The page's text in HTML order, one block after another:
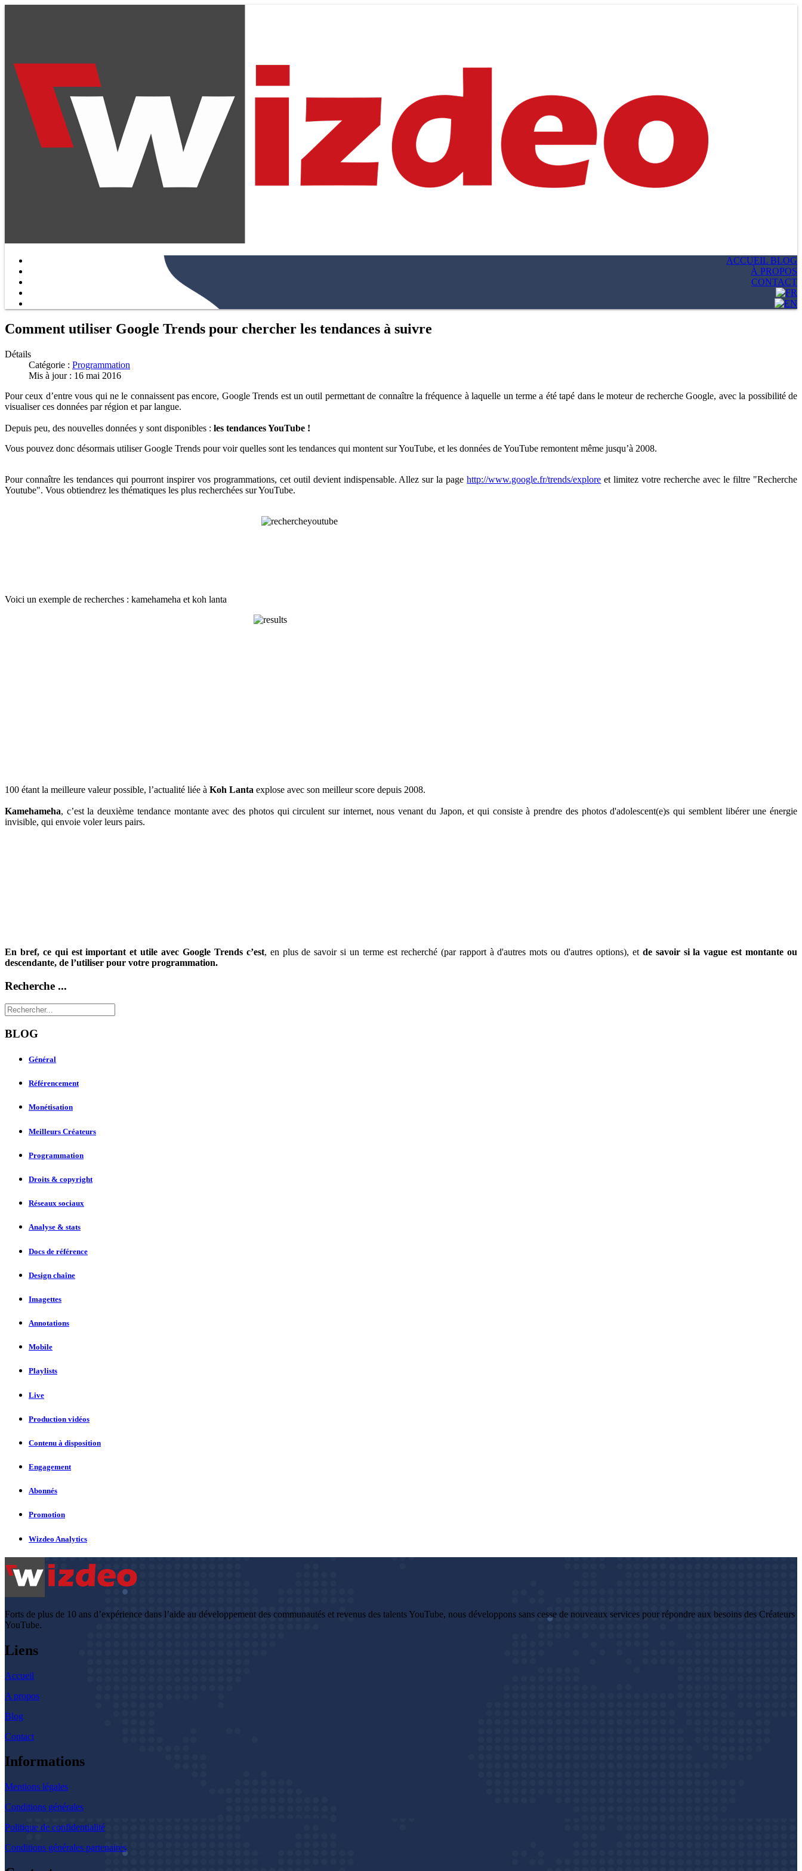
ACCUEIL BLOG
À PROPOS
CONTACT
Comment utiliser Google Trends pour chercher les tendances à suivre
Détails
Catégorie : Programmation
Mis à jour : 16 mai 2016
Pour ceux d’entre vous qui ne le connaissent pas encore, Google Trends est un outil permettant de connaître la fréquence à laquelle un terme a été tapé dans le moteur de recherche Google, avec la possibilité de
visualiser ces données par région et par langue.
Depuis peu, des nouvelles données y sont disponibles : les tendances YouTube !
Vous pouvez donc désormais utiliser Google Trends pour voir quelles sont les tendances qui montent sur YouTube, et les données de YouTube remontent même jusqu’à 2008.
Pour connaître les tendances qui pourront inspirer vos programmations, cet outil devient indispensable. Allez sur la pagehttp://www.google.fr/trends/explore et limitez votre recherche avec le filtre "Recherche
Youtube". Vous obtiendrez les thématiques les plus recherchées sur YouTube.
Voici un exemple de recherches : kamehameha et koh lanta
100 étant la meilleure valeur possible, l’actualité liée à Koh Lanta explose avec son meilleur score depuis 2008.
Kamehameha, c’est la deuxième tendance montante avec des photos qui circulent sur internet, nous venant du Japon, et qui consiste à prendre des photos d'adolescent(e)s qui semblent libérer une énergie
invisible, qui envoie voler leurs pairs.
En bref, ce qui est important et utile avec Google Trends c’est, en plus de savoir si un terme est recherché (par rapport à d'autres mots ou d'autres options), et de savoir si la vague est montante ou
descendante, de l’utiliser pour votre programmation.
Recherche ...
BLOG
Général
Référencement
Monétisation
Meilleurs Créateurs
Programmation
Droits & copyright
Réseaux sociaux
Analyse & stats
Docs de référence
Design chaîne
Imagettes
Annotations
Mobile
Playlists
Live
Production vidéos
Contenu à disposition
Engagement
Abonnés
Promotion
Wizdeo Analytics
Forts de plus de 10 ans d’expérience dans l’aide au développement des communautés et revenus des talents YouTube, nous développons sans cesse de nouveaux services pour répondre aux besoins des Créateurs
YouTube.
Liens
Accueil
A propos
Blog
Contact
Informations
Mentions légales
Conditions générales
Politique de confidentialité
Conditions générales partenaires